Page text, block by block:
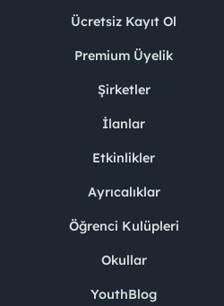
Ücretsiz Kayıt Ol
Premium Üyelik
Şirketler
İlanlar
Etkinlikler
Ayrıcalıklar
Öğrenci Kulüpleri
Okullar
YouthBlog